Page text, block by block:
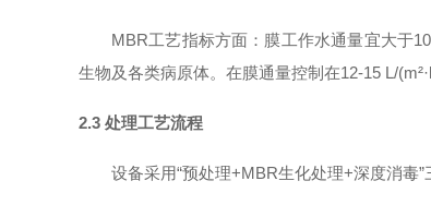
MBR工艺指标方面：膜工作水通量宜大于
生物及各类病原体。在膜通量控制在12-15 L/
2.3 处理工艺流程
设备采用“预处理+MBR生化处理+深度消毒”